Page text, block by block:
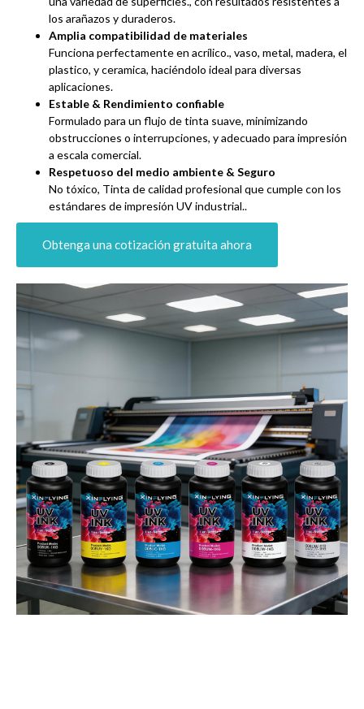
los arañazos y duraderos.
Amplia compatibilidad de materiales
Funciona perfectamente en acrílico., vaso, metal, madera, el
plastico, y ceramica, haciéndolo ideal para diversas
aplicaciones.
Estable & Rendimiento confiable
Formulado para un flujo de tinta suave, minimizando
obstrucciones o interrupciones, y adecuado para impresión
a escala comercial.
Respetuoso del medio ambiente & Seguro
No tóxico, Tinta de calidad profesional que cumple con los
estándares de impresión UV industrial..
Obtenga una cotización gratuita ahora